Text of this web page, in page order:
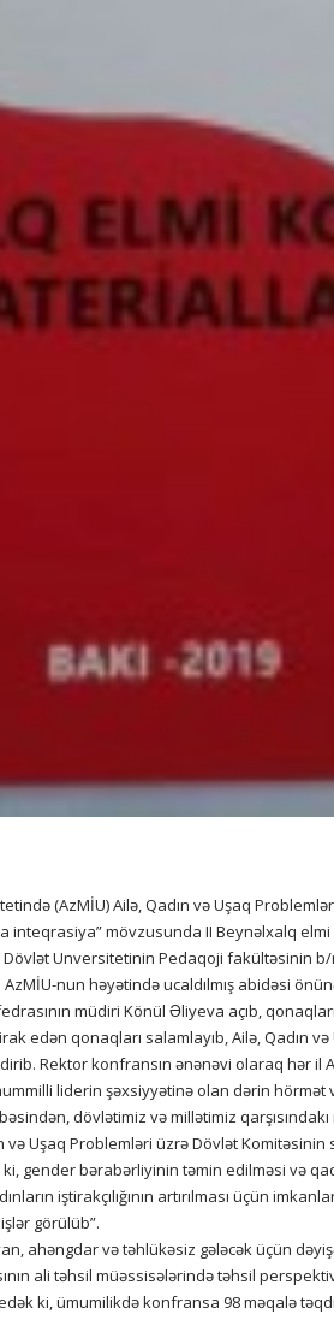
(AzMİU) Ailə, Qadın və Uşaq
inteqrasiya” mövzusunda II Beynəlxalq
Unversitetinin Pedaqoji fakültəsinin
nun həyətində ucaldılmış abidəsi
müdiri Könül Əliyeva açıb,
edən qonaqları salamlayıb, Ailə, Qadın
Rektor konfransın ənənəvi olaraq hər
liderin şəxsiyyətinə olan dərin
dövlətimiz və millətimiz
və Uşaq Problemləri üzrə Dövlət
gender bərabərliyinin təmin edilməsi və
iştirakçılığının artırılması üçün
görülüb”.
ahəngdar və təhlükəsiz gələcək üçün
ali təhsil müəssisələrində təhsil
ki, ümumilikdə konfransa 98 məqalə